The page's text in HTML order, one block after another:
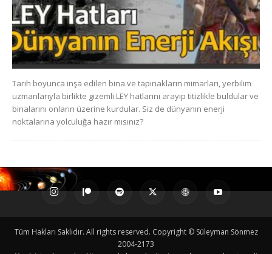
Tarih boyunca inşa edilen bina ve tapınakların mimarları, yerbilim
uzmanlarıyla birlikte gizemli LEY hatlarını arayıp titizlikle buldular ve
binalarını onların üzerine kurdular. Siz de dünyanın enerji
noktalarına yolculuğa hazır mısınız?
Tüm Hakları Saklıdır. All rights reserved. Copyright © Süleyman Sönmez
2004-2173